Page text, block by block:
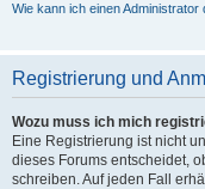
Wie kann ich einen
Registrierung und
Wozu muss ich mich
Eine Registrierung ist nicht
dieses Forums entscheidet,
schreiben. Auf jeden Fall